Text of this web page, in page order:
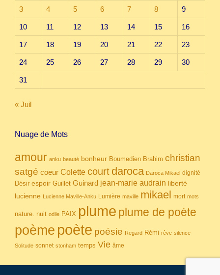
3 4 5 6 7 8 9
10 11 12 13 14 15 16
17 18 19 20 21 22 23
24 25 26 27 28 29 30
31
« Juil
Nuage de Mots
amour anku beauté bonheur Boumedien Brahim christian
satgé coeur Colette court daroca Daroca Mikael dignité
Désir espoir Guillet Guinard jean-marie audrain liberté
lucienne Lucienne Maville-Anku Lumière maville mikael mort mots
nature. nuit odile PAIX plume plume de poète
poème poète poésie Regard Rémi rêve silence
Solitude sonnet stonham temps Vie âme